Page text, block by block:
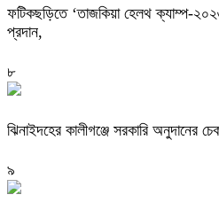
ফটিকছড়িতে ‘তাজকিয়া হেলথ ক্যাম্প-
প্রদান,
৮
ঝিনাইদহের কালীগঞ্জে সরকারি অনুদানের
৯